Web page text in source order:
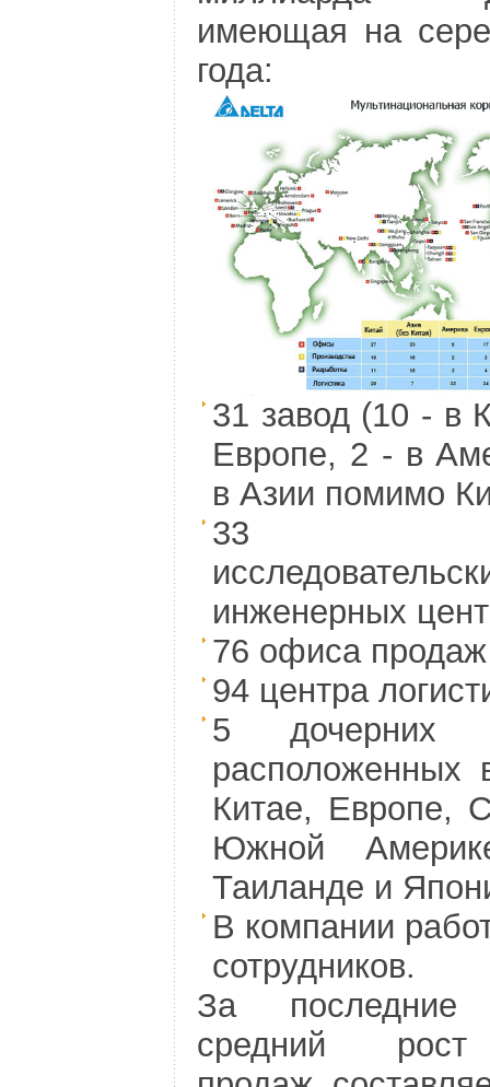
имеющая на
года:
31 завод (10 - в
Европе, 2 - в
в Азии помимо
33
инженерных
76 офиса продаж
94 центра
5 дочерних
расположенных
Китае, Европе,
Южной
Таиланде и
В компании
сотрудников.
За
средний